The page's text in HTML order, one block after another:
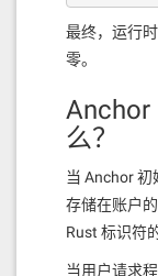
最终，运行
零。
Anchor
么？
当 Anchor
存储在账户
Rust 标识符
当用户请求